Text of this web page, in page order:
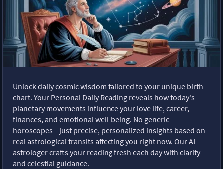
Unlock daily cosmic wisdom tailored to your unique birth
chart. Your Personal Daily Reading reveals how today's
planetary movements influence your love life, career,
finances, and emotional well-being. No generic
horoscopes—just precise, personalized insights based on
real astrological transits affecting you right now. Our AI
astrologer crafts your reading fresh each day with clarity
and celestial guidance.